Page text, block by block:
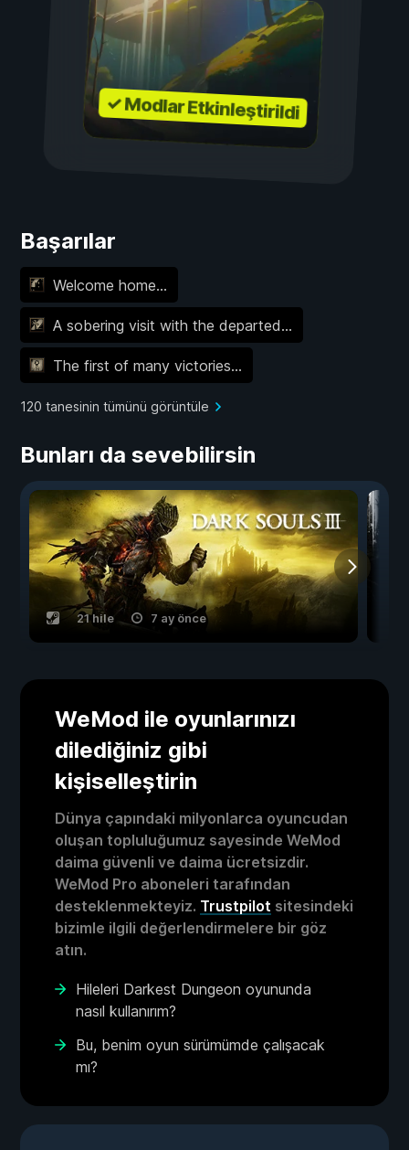
✓ Modlar Etkinleştirildi
Başarılar
Welcome home...
A sobering visit with the departed...
The first of many victories...
120 tanesinin tümünü görüntüle
Bunları da sevebilirsin
21 hile 7 ay önce
WeMod ile oyunlarınızı
dilediğiniz gibi
kişiselleştirin
Dünya çapındaki milyonlarca oyuncudan
oluşan topluluğumuz sayesinde WeMod
daima güvenli ve daima ücretsizdir.
WeMod Pro aboneleri tarafından
desteklenmekteyiz. Trustpilot sitesindeki
bizimle ilgili değerlendirmelere bir göz
atın.
Hileleri Darkest Dungeon oyununda
nasıl kullanırım?
Bu, benim oyun sürümümde çalışacak
mı?